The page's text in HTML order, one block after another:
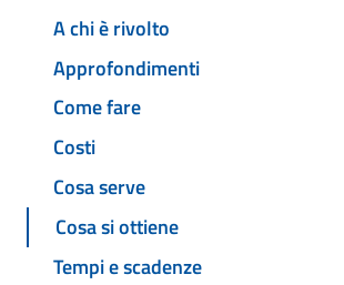
A chi è rivolto
Approfondimenti
Come fare
Costi
Cosa serve
Cosa si ottiene
Tempi e scadenze